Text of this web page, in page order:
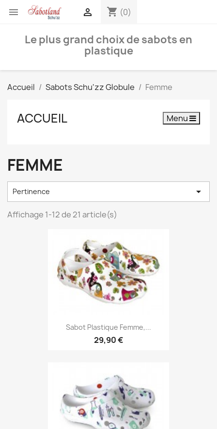
 shopping_cart (0)

Le plus grand choix de sabots en
plastique
Accueil Sabots Schu'zz Globule Femme
ACCUEIL Menu
FEMME
Pertinence 
Affichage 1-12 de 21 article(s)
Sabot Plastique Femme,...
29,90 €